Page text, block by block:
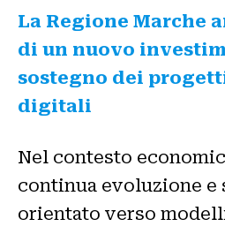
La Regione Marche
di un nuovo
sostegno dei
digitali
Nel contesto
continua evoluzione e
orientato verso